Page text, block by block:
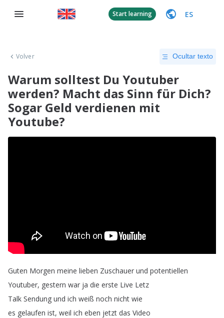
Start learning ES
Volver Ocultar texto
Warum solltest Du Youtuber
werden? Macht das Sinn für Dich?
Sogar Geld verdienen mit
Youtube?
Guten Morgen meine lieben Zuschauer und potentiellen
Youtuber, gestern war ja die erste Live Letz
Talk Sendung und ich weiß noch nicht wie
es gelaufen ist, weil ich eben jetzt das Video